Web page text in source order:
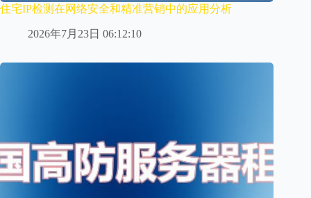
住宅IP检测在网络安全和精准营销中的应用分析
2026年7月23日 06:12:10